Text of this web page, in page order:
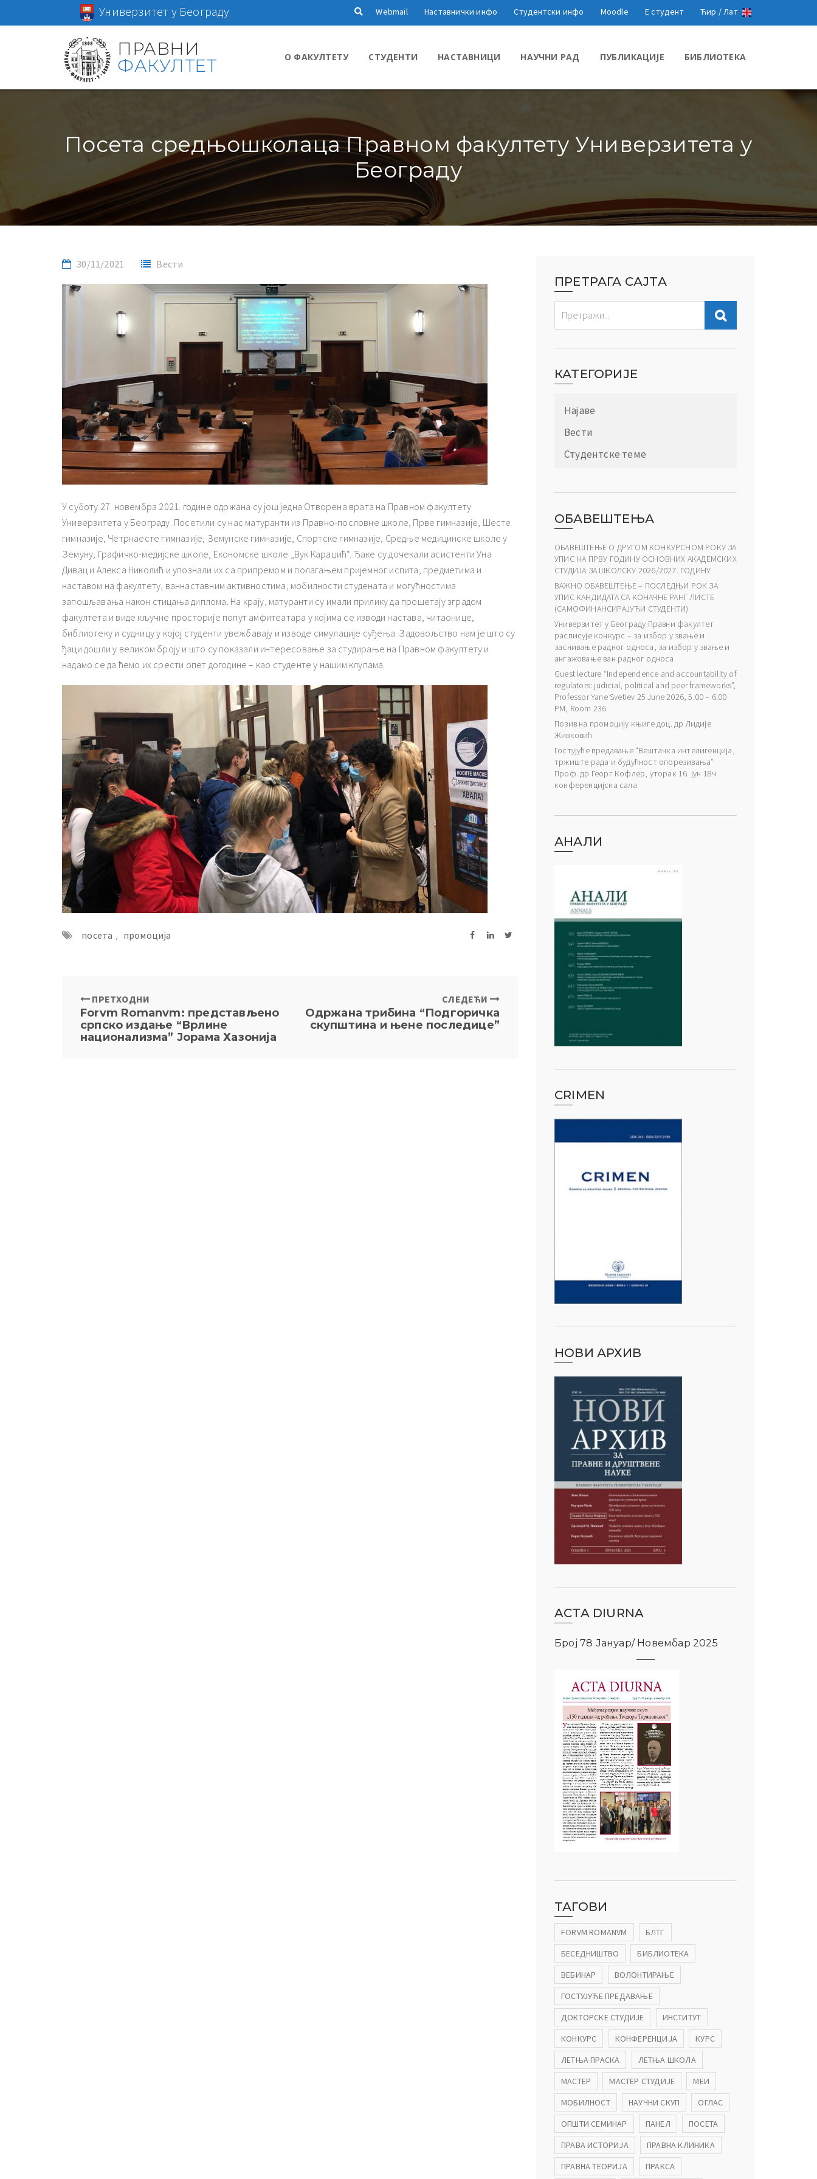
Универзитет у Београду Webmail Наставнички инфо Студентски инфо Moodle Е студент Ћир /Лат
ПРАВНИ
ФАКУЛТЕТ
О ФАКУЛТЕТУ СТУДЕНТИ НАСТАВНИЦИ НАУЧНИ РАД ПУБЛИКАЦИЈЕ БИБЛИОТЕКА
Посета средњошколаца Правном факултету Универзитета у
Београду
30/11/2021 Вести
У суботу 27. новембра 2021. године одржана су још једна Отворена врата на Правном факултету
Универзитета у Београду. Посетили су нас матуранти из Правно-пословне школе, Прве гимназије, Шесте
гимназије, Четрнаесте гимназије, Земунске гимназије, Спортске гимназије, Средње медицинске школе у
Земуну, Графичко-медијске школе, Економске школе „Вук Караџић“. Ђаке су дочекали асистенти Уна
Дивац и Алекса Николић и упознали их са припремом и полагањем пријемног испита, предметима и
наставом на факултету, ваннаставним активностима, мобилности студената и могућностима
запошљавања након стицања диплома. На крају, матуранти су имали прилику да прошетају зградом
факултета и виде кључне просторије попут амфитеатара у којима се изводи настава, читаонице,
библиотеку и судницу у којој студенти увежбавају и изводе симулације суђења. Задовољство нам је што су
ђаци дошли у великом броју и што су показали интересовање за студирање на Правном факултету и
надамо се да ћемо их срести опет догодине – као студенте у нашим клупама.
посета , промоција
ПРЕТХОДНИ
Forvm Romanvm: представљено
српско издање “Врлине
национализма” Јорама Хазонија
СЛЕДЕЋИ
Одржана трибина “Подгоричка
скупштина и њене последице”
ПРЕТРАГА САЈТА
КАТЕГОРИЈЕ
Најаве
Вести
Студентске теме
ОБАВЕШТЕЊА
ОБАВЕШТЕЊЕ О ДРУГОМ КОНКУРСНОМ РОКУ ЗА
УПИС НА ПРВУ ГОДИНУ ОСНОВНИХ АКАДЕМСКИХ
СТУДИЈА ЗА ШКОЛСКУ 2026/2027. ГОДИНУ
ВАЖНО ОБАВЕШТЕЊЕ – ПОСЛЕДЊИ РОК ЗА
УПИС КАНДИДАТА СА КОНАЧНЕ РАНГ ЛИСТЕ
(САМОФИНАНСИРАЈУЋИ СТУДЕНТИ)
Универзитет у Београду Правни факултет
расписује конкурс – за избор у звање и
заснивање радног односа, за избор у звање и
ангажовање ван радног односа
Guest lecture “Independence and accountability of
regulators: judicial, political and peer frameworks”,
Professor Yane Svetiev 25 June 2026, 5.00 – 6.00
PM, Room 236
Позив на промоцију књиге доц. др Лидије
Живковић
Гостујуће предавање “Вештачка интелигенција,
тржиште рада и будућност опорезивања”
Проф. др Георг Кофлер, уторак 16. јун 18ч
конференцијска сала
АНАЛИ
CRIMEN
НОВИ АРХИВ
ACTA DIURNA
Број 78 Јануар/ Новембар 2025
ТАГОВИ
FORVM ROMANVM
БЛТГ
БЕСЕДНИШТВО
БИБЛИОТЕКА
ВЕБИНАР
ВОЛОНТИРАЊЕ
ГОСТУЈУЋЕ ПРЕДАВАЊЕ
ДОКТОРСКЕ СТУДИЈЕ
ИНСТИТУТ
КОНКУРС
КОНФЕРЕНЦИЈА
КУРС
ЛЕТЊА ПРАСКА
ЛЕТЊА ШКОЛА
МАСТЕР
МАСТЕР СТУДИЈЕ
МЕИ
МОБИЛНОСТ
НАУЧНИ СКУП
ОГЛАС
ОПШТИ СЕМИНАР
ПАНЕЛ
ПОСЕТА
ПРАВА ИСТОРИЈА
ПРАВНА КЛИНИКА
ПРАВНА ТЕОРИЈА
ПРАКСА